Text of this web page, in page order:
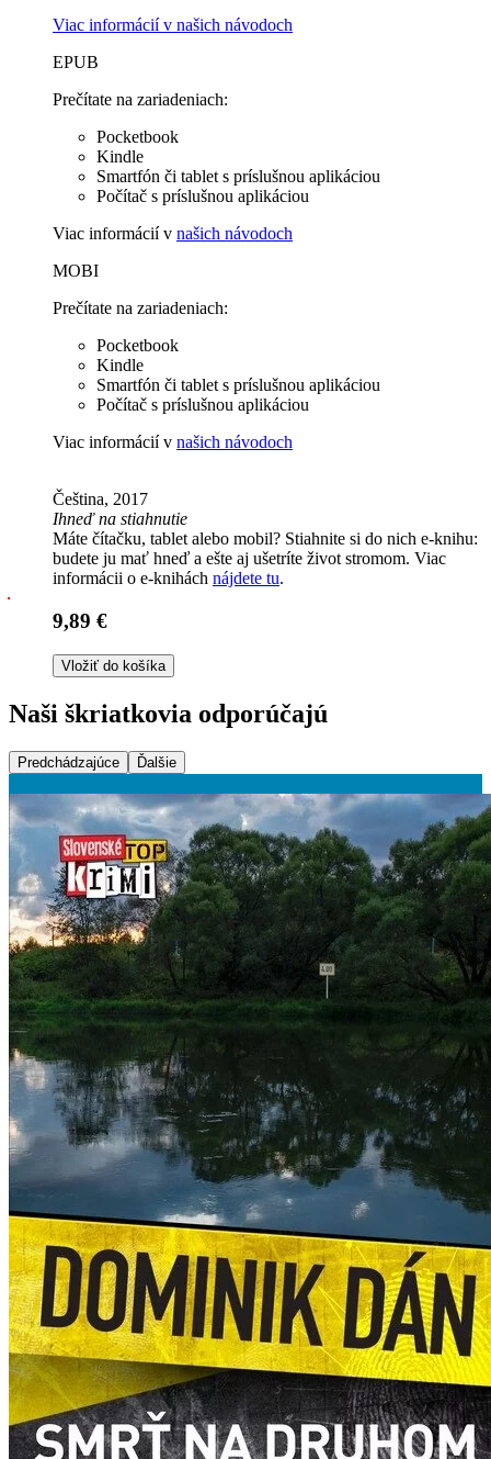
Viac informácií v našich návodoch
EPUB
Prečítate na zariadeniach:
Pocketbook
Kindle
Smartfón či tablet s príslušnou aplikáciou
Počítač s príslušnou aplikáciou
Viac informácií v našich návodoch
MOBI
Prečítate na zariadeniach:
Pocketbook
Kindle
Smartfón či tablet s príslušnou aplikáciou
Počítač s príslušnou aplikáciou
Viac informácií v našich návodoch
Čeština, 2017
Ihneď na stiahnutie
Máte čítačku, tablet alebo mobil? Stiahnite si do nich e-knihu:
budete ju mať hneď a ešte aj ušetríte život stromom. Viac
informácii o e-knihách nájdete tu.
9,89 €
Vložiť do košíka
Naši škriatkovia odporúčajú
Predchádzajúce Ďalšie